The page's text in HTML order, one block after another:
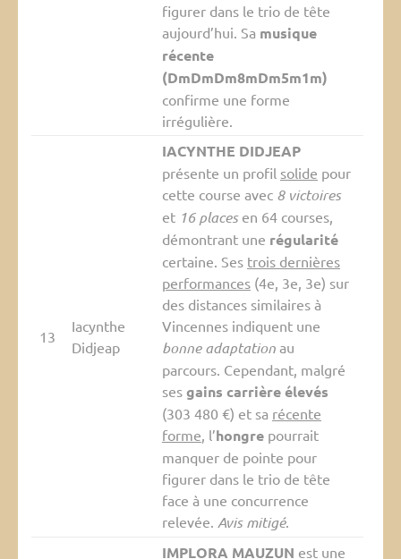
figurer dans le trio de tête
aujourd’hui. Sa musique
récente
(DmDmDm8mDm5m1m)
confirme une forme
irrégulière.
13
Iacynthe
Didjeap
IACYNTHE DIDJEAP
présente un profil solide pour
cette course avec 8 victoires
et 16 placesen 64 courses,
démontrant une régularité
certaine. Ses trois dernières
performances(4e, 3e, 3e) sur
des distances similaires à
Vincennes indiquent une
bonne adaptationau
parcours. Cependant, malgré
ses gains carrière élevés
(303 480 €) et sa récente
forme, l’hongrepourrait
manquer de pointe pour
figurer dans le trio de tête
face à une concurrence
relevée. Avis mitigé.
IMPLORA MAUZUN est une